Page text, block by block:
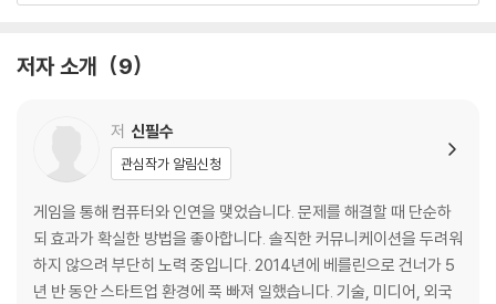
__호기심과 배우는 자세
__다양한 사람과 맞는 성격
02 더 큰 차이를 만드는 킥오프 기술
저자 소개 9
저 신필수
관심작가 알림신청
게임을 통해 컴퓨터와 인연을 맺었습니다. 문제를 해결할 때 단순하
되 효과가 확실한 방법을 좋아합니다. 솔직한 커뮤니케이션을 두려워
하지 않으려 부단히 노력 중입니다. 2014년에 베를린으로 건너가 5
년 반 동안 스타트업 환경에 푹 빠져 일했습니다. 기술, 미디어, 외국